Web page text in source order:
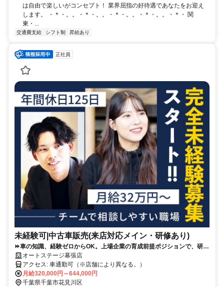
は自由で楽しいがコンセプト！ 業界屈指の好待遇であなたをお迎え
します。 ・＊・。。・＊・。。・＊・。。・＊・。。・＊・ 関
東・...
交通費支給 シフト制 昇給あり
正社員
未経験可|中古車販売(来店対応メイン・研修あり)
⏩️車の知識、経験ゼロからOK。上場企業の育成前提ポジションで、研修
＋先輩同席で接客の型から学べます。
オートステージ幕張店
アクセス: 車通勤可（※店舗により異なる。）
月給320,000円～644,000円
千葉県千葉市花見川区